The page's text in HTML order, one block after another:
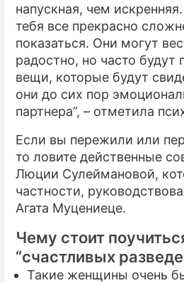
напускная, чем
тебя все прекрасно
показаться. Они могут
радостно, но часто будут
вещи, которые будут
они до сих пор
партнера”, – отметила
Если вы пережили или
то ловите действенные
Люции Сулеймановой,
частности,
Агата Муцениеце.
Чему стоит
“счастливых
Такие женщины очень